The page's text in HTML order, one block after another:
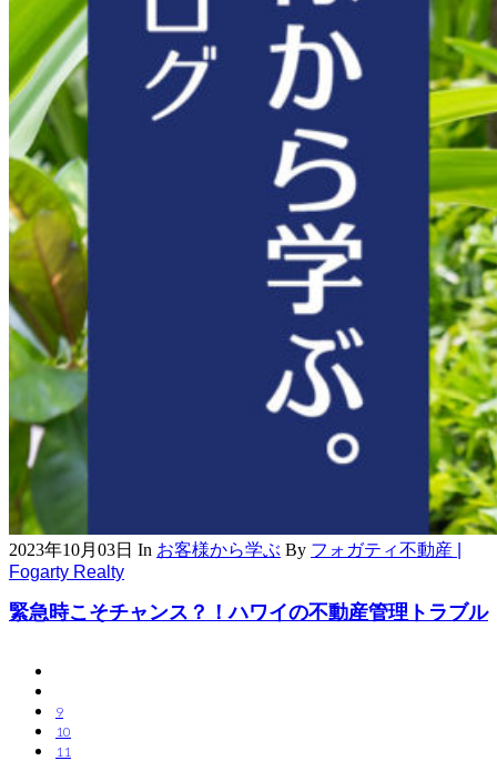
2023年10月03日 In お客様から学ぶ By フォガティ不動産 |
Fogarty Realty
緊急時こそチャンス？！ハワイの不動産管理トラブル
9
10
11